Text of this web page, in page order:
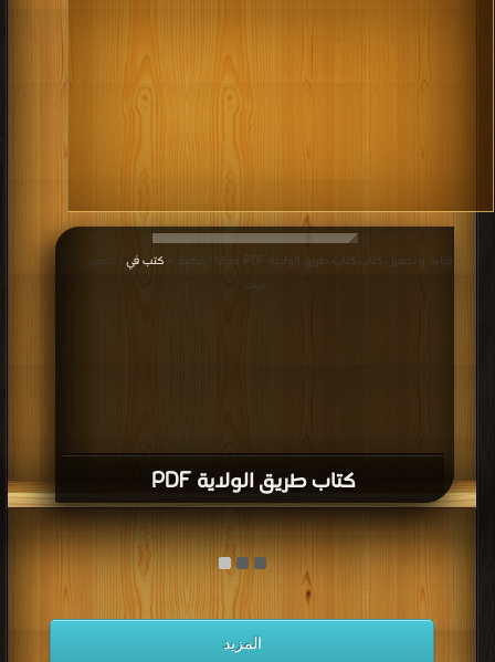
كتاب طريق الولاية PDF
قراءة و تحميل كتاب كتاب طريق الولاية PDF مجانا | مكتبة > كتب في
| التحميل : مرة/
مرات
المزيد